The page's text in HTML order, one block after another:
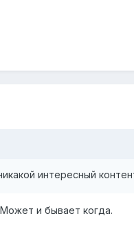
интересный
и бывает когда.